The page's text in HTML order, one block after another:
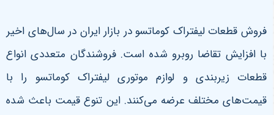
فروش قطعات لیفتراک کوماتسو در بازار ایران در سال‌های اخیر
با افزایش تقاضا روبرو شده است. فروشندگان متعددی انواع
قطعات زیربندی و لوازم موتوری لیفتراک کوماتسو را با
قیمت‌های مختلف عرضه می‌کنند. این تنوع قیمت باعث شده